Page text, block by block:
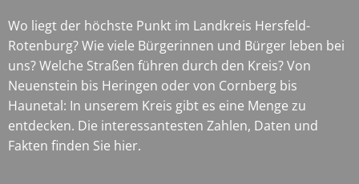
Wo liegt der höchste Punkt im Landkreis Hersfeld-
Rotenburg? Wie viele Bürgerinnen und Bürger leben bei
uns? Welche Straßen führen durch den Kreis? Von
Neuenstein bis Heringen oder von Cornberg bis
Haunetal: In unserem Kreis gibt es eine Menge zu
entdecken. Die interessantesten Zahlen, Daten und
Fakten finden Sie hier.